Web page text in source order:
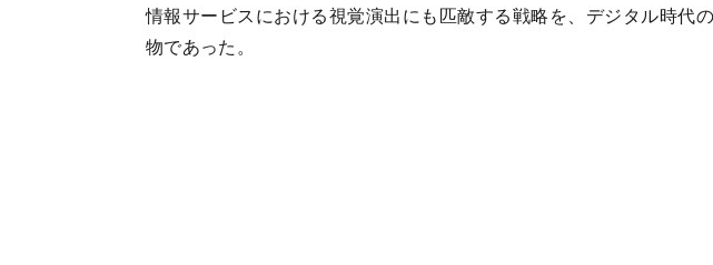
情報サービスにおける視覚演出にも匹敵する戦略を、デジタル時代
物であった。